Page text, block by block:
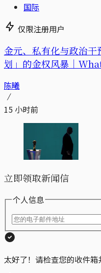
国际
仅限注册用户
金元、私有化与政治
划」的金权风暴｜
陈曦
15 小时前
立即领取新闻信
个人信息
太好了！请检查您的收件箱